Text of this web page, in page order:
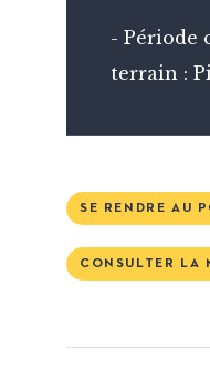
- Période
terrain :
SE RENDRE AU
CONSULTER LA